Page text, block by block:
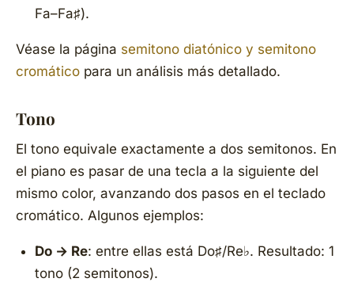
Fa–Fa♯).
Véase la página semitono diatónico y semitono
cromático para un análisis más detallado.
Tono
El tono equivale exactamente a dos semitonos. En
el piano es pasar de una tecla a la siguiente del
mismo color, avanzando dos pasos en el teclado
cromático. Algunos ejemplos:
Do → Re: entre ellas está Do♯/Re♭. Resultado: 1
tono (2 semitonos).